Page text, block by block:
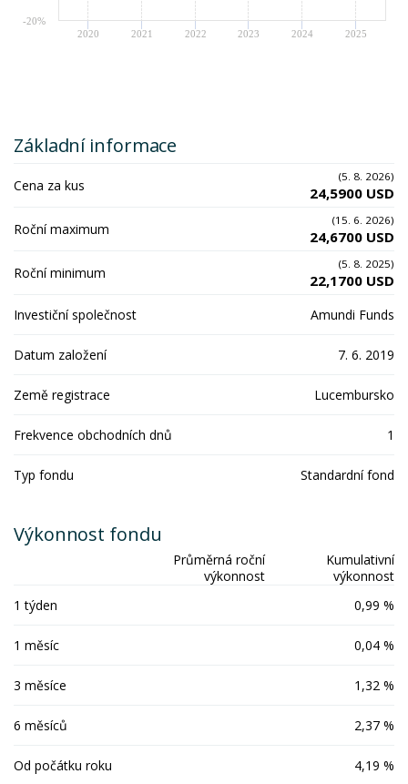
2020 2021 2022 2023 2024 2025
-20%
Základní informace
Cena za kus (5. 8. 2026)
24,5900 USD
Roční maximum (15. 6. 2026)
24,6700 USD
Roční minimum (5. 8. 2025)
22,1700 USD
Investiční společnost Amundi Funds
Datum založení 7. 6. 2019
Země registrace Lucembursko
Frekvence obchodních dnů 1
Typ fondu Standardní fond
Výkonnost fondu
Průměrná roční
výkonnost
Kumulativní
výkonnost
1 týden
0,99 %
1 měsíc 0,04 %
3 měsíce 1,32 %
6 měsíců 2,37 %
Od počátku roku 4,19 %